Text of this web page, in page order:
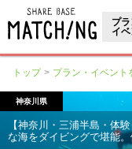
プラ
イベ
トップ プラン・イベント
神奈川県
【神奈川・三浦半島・体
な海をダイビングで堪能